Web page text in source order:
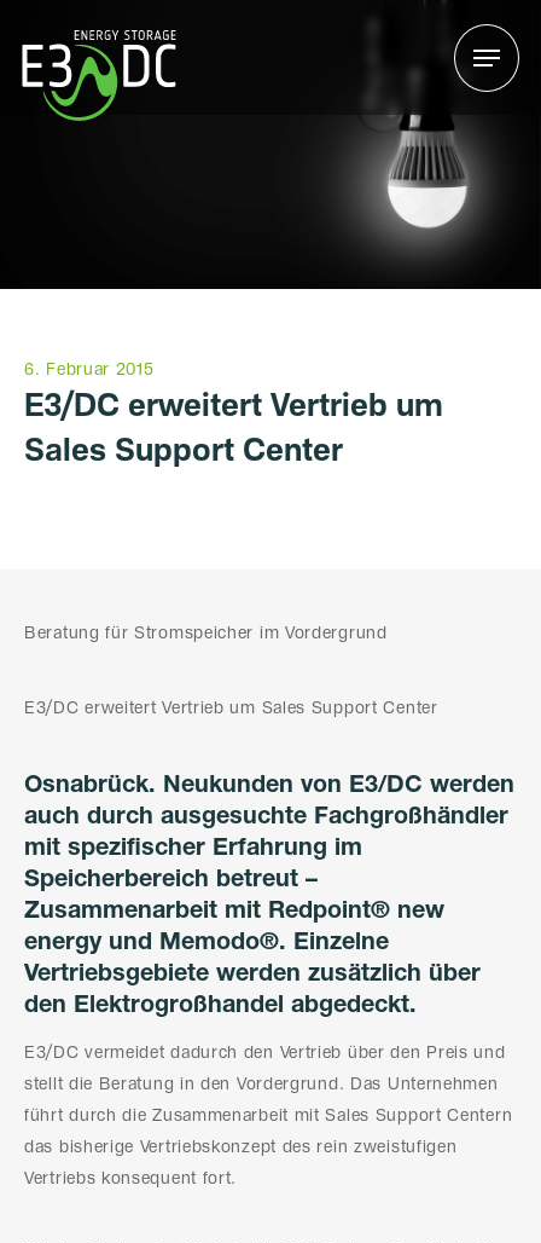
Menu
6. Februar 2015
E3/DC erweitert Vertrieb um
Sales Support Center
Beratung für Stromspeicher im Vordergrund
E3/DC erweitert Vertrieb um Sales Support Center
Osnabrück. Neukunden von E3/DC werden
auch durch ausgesuchte Fachgroßhändler
mit spezifischer Erfahrung im
Speicherbereich betreut –
Zusammenarbeit mit Redpoint® new
energy und Memodo®. Einzelne
Vertriebsgebiete werden zusätzlich über
den Elektrogroßhandel abgedeckt.
E3/DC vermeidet dadurch den Vertrieb über den Preis und
stellt die Beratung in den Vordergrund. Das Unternehmen
führt durch die Zusammenarbeit mit Sales Support Centern
das bisherige Vertriebskonzept des rein zweistufigen
Vertriebs konsequent fort.